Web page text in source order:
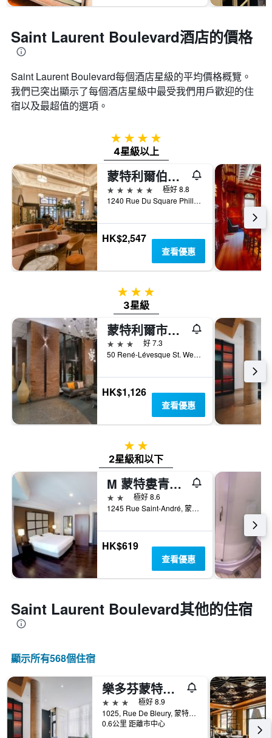
Saint Laurent Boulevard酒店的價格
Saint Laurent Boulevard​每個酒店星級的平均價格概覽。
我們已突出顯示了每個酒店星級中最受我們用戶歡迎的住
宿以及最超值的選項。
4星級
4星級以上
蒙特利爾伯克斯飯店
5星級
極好 8.8
1240 Rue Du Square Phillips, 蒙特婁, QC, 加拿大
HK$2,547
查看優惠
3星級
3星級
蒙特利爾市中心旅客之家酒店
3星級
好 7.3
50 René-Lévesque St. West, 蒙特婁, QC, 加拿大
HK$1,126
查看優惠
2星級
2星級和以下
M 蒙特婁青年旅館
2星級
極好 8.6
1245 Rue Saint-André, 蒙特婁, QC, 加拿大
HK$619
查看優惠
Saint Laurent Boulevard​其他的住宿
顯示所有568​個住宿
樂多芬蒙特利爾中心維萊酒店
3星級
極好 8.9
1025, Rue De Bleury, 蒙特婁, QC, 加拿大
0.6公里 距離市中心